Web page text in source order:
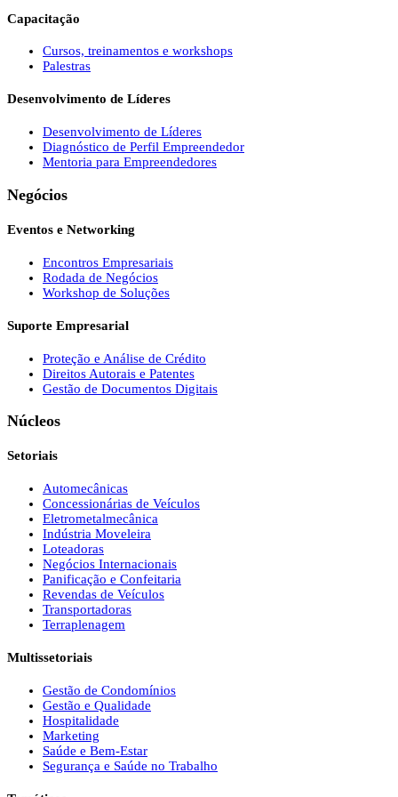
Capacitação
Cursos, treinamentos e workshops
Palestras
Desenvolvimento de Líderes
Desenvolvimento de Líderes
Diagnóstico de Perfil Empreendedor
Mentoria para Empreendedores
Negócios
Eventos e Networking
Encontros Empresariais
Rodada de Negócios
Workshop de Soluções
Suporte Empresarial
Proteção e Análise de Crédito
Direitos Autorais e Patentes
Gestão de Documentos Digitais
Núcleos
Setoriais
Automecânicas
Concessionárias de Veículos
Eletrometalmecânica
Indústria Moveleira
Loteadoras
Negócios Internacionais
Panificação e Confeitaria
Revendas de Veículos
Transportadoras
Terraplenagem
Multissetoriais
Gestão de Condomínios
Gestão e Qualidade
Hospitalidade
Marketing
Saúde e Bem-Estar
Segurança e Saúde no Trabalho